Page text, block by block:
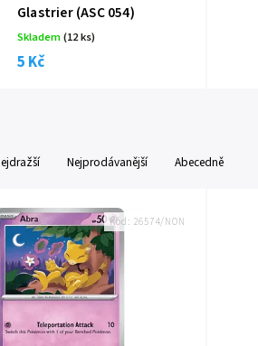
Glastrier (ASC 054)
Skladem(12 ks)
5 Kč
Nejprodávanější Abecedně
Kód: 26574/NON